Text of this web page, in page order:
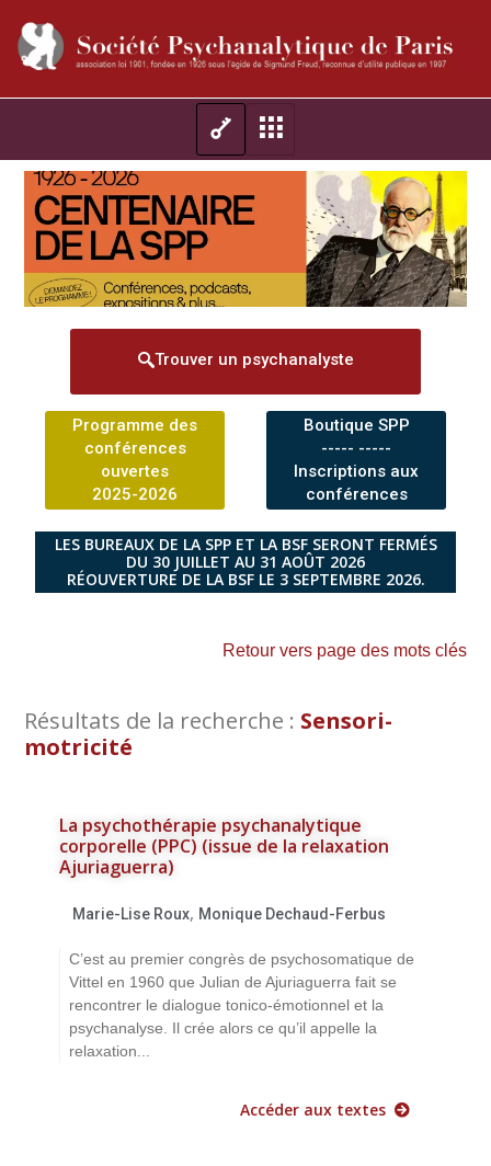
Trouver un psychanalyste
Programme des
conférences
ouvertes
2025-2026
Boutique SPP
----- -----
Inscriptions aux
conférences
LES BUREAUX DE LA SPP ET LA BSF SERONT FERMÉS
DU 30 JUILLET AU 31 AOÛT 2026
RÉOUVERTURE DE LA BSF LE 3 SEPTEMBRE 2026.
Retour vers page des mots clés
Résultats de la recherche : Sensori-
motricité
La psychothérapie psychanalytique
corporelle (PPC) (issue de la relaxation
Ajuriaguerra)
Marie-Lise Roux, Monique Dechaud-Ferbus
C’est au premier congrès de psychosomatique de
Vittel en 1960 que Julian de Ajuriaguerra fait se
rencontrer le dialogue tonico-émotionnel et la
psychanalyse. Il crée alors ce qu’il appelle la
relaxation...
Accéder aux textes